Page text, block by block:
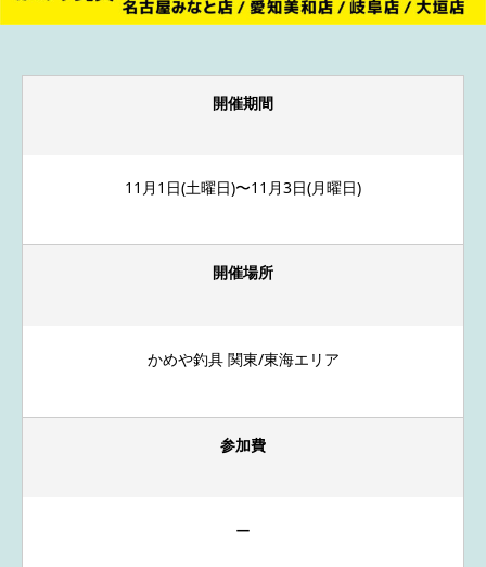
開催期間
11月1日(土曜日)〜11月3日(月曜日)
開催場所
かめや釣具 関東/東海エリア
参加費
ー